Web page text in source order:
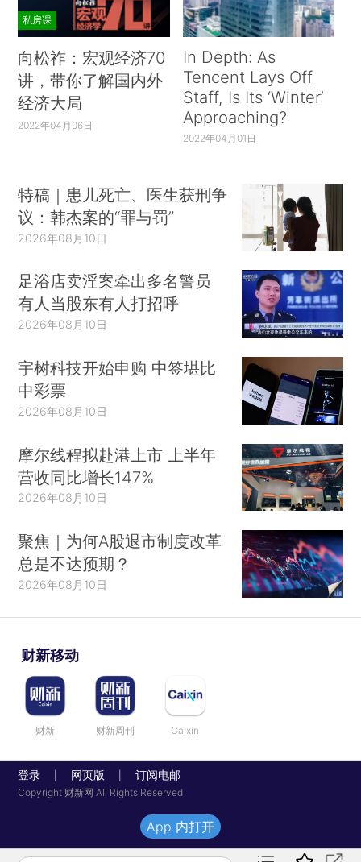
私房课
向松祚：宏观经济70
讲，带你了解国内外
经济大局
2022年04月06日
In Depth: As
Tencent Lays Off
Staff, Is Its ‘Winter’
Approaching?
2022年04月01日
特稿｜患儿死亡、医生获刑争
议：韩杰案的“罪与罚”
2026年08月10日
足浴店卖淫案牵出多名警员
有人当股东有人打招呼
2026年08月10日
宇树科技开始申购 中签堪比
中彩票
2026年08月10日
摩尔线程拟赴港上市 上半年
营收同比增长147%
2026年08月10日
聚焦｜为何A股退市制度改革
总是不达预期？
2026年08月10日
财新移动
财新 财新周刊 Caixin
登录 网页版 订阅电邮
Copyright 财新网 All Rights Reserved
App 内打开